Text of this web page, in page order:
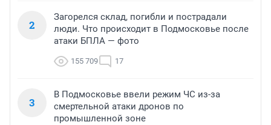
2
Загорелся склад, погибли и пострадали
люди. Что происходит в Подмосковье после
атаки БПЛА — фото
155 709 17
3
В Подмосковье ввели режим ЧС из-за
смертельной атаки дронов по
промышленной зоне